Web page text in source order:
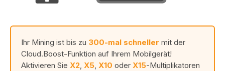
Ihr Mining ist bis zu 300-mal schneller mit der
Cloud.Boost-Funktion auf Ihrem Mobilgerät!
Aktivieren Sie X2 X5 X10 oder X15-Multiplikatoren